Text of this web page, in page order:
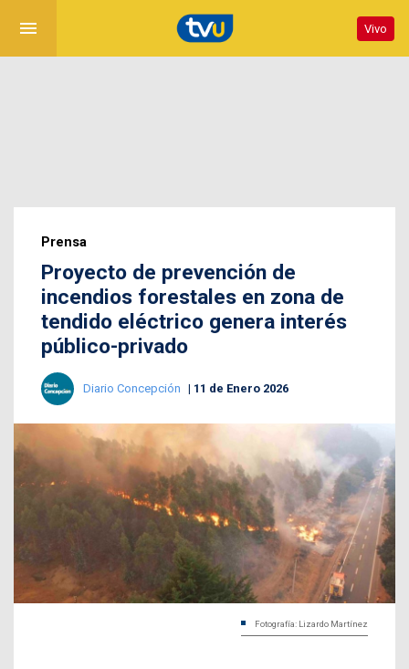
menu Vivo
Prensa
Proyecto de prevención de
incendios forestales en zona de
tendido eléctrico genera interés
público-privado
Diario Concepción 11 de Enero 2026
Fotografía: Lizardo Martínez